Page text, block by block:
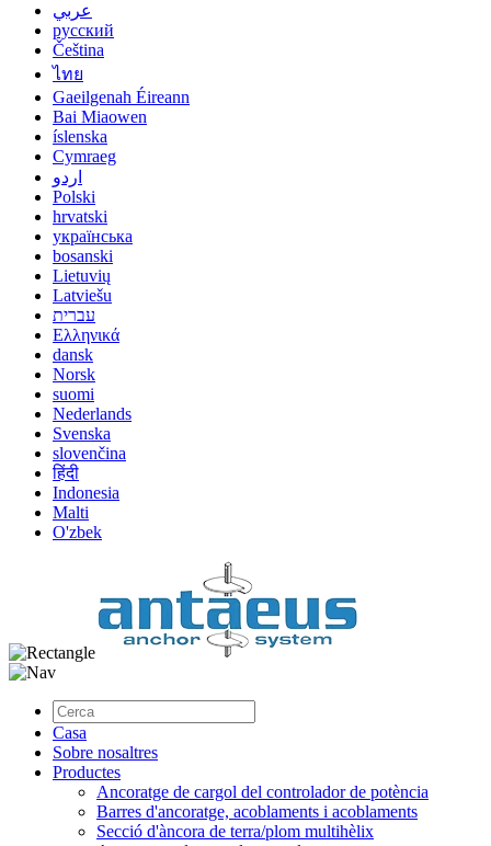
عربي
русский
Čeština
ไทย
Gaeilgenah Éireann
Bai Miaowen
íslenska
Cymraeg
اردو
Polski
hrvatski
українська
bosanski
Lietuvių
Latviešu
עברית
Ελληνικά
dansk
Norsk
suomi
Nederlands
Svenska
slovenčina
हिंदी
Indonesia
Malti
O'zbek
Casa
Sobre nosaltres
Productes
Ancoratge de cargol del controlador de potència
Barres d'ancoratge, acoblaments i acoblaments
Secció d'àncora de terra/plom multihèlix